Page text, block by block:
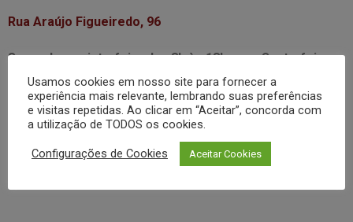
Rua Araújo Figueiredo, 96
Segunda a quinta-feira das8h às 18hSexta-feira
das 8h às 17h
REDES SOCIAIS
Usamos cookies em nosso site para fornecer a
experiência mais relevante, lembrando suas preferências
e visitas repetidas. Ao clicar em “Aceitar”, concorda com
a utilização de TODOS os cookies.
Configurações de Cookies Aceitar Cookies